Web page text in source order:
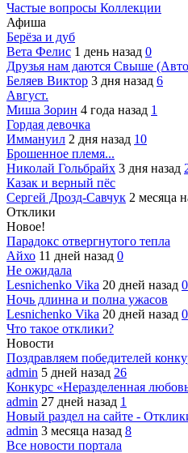
Частые вопросы Коллекции
Афиша
Берёза и дуб
Вета Фелис 1 день назад 0
Друзья нам даются Свыше
Беляев Виктор 3 дня назад 6
Август.
Миша Зорин 4 года назад 1
Гордая девочка
Иммануил 2 дня назад 10
Брошенное племя...
Николай Гольбрайх 3 дня назад
Казак и верный пёс
Сергей Дрозд-Савчук 2 месяца
Отклики
Новое!
Парадокс отвергнутого тепла
Айхо 11 дней назад 0
Не ожидала
Lesnichenko Vika 20 дней назад 0
Ночь длинна и полна ужасов
Lesnichenko Vika 20 дней назад 0
Что такое отклики?
Новости
Поздравляем победителей
admin 5 дней назад 26
Конкурс «Неразделенная
admin 27 дней назад 1
Новый раздел на сайте -
admin 3 месяца назад 8
Все новости портала